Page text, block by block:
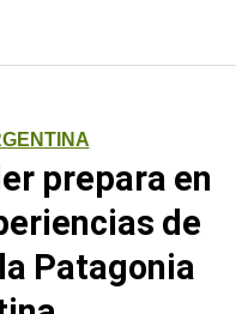
prepara en
de
Patagonia